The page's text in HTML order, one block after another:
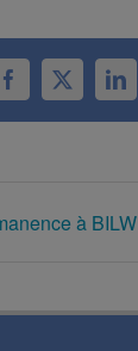
Facebook
X
à